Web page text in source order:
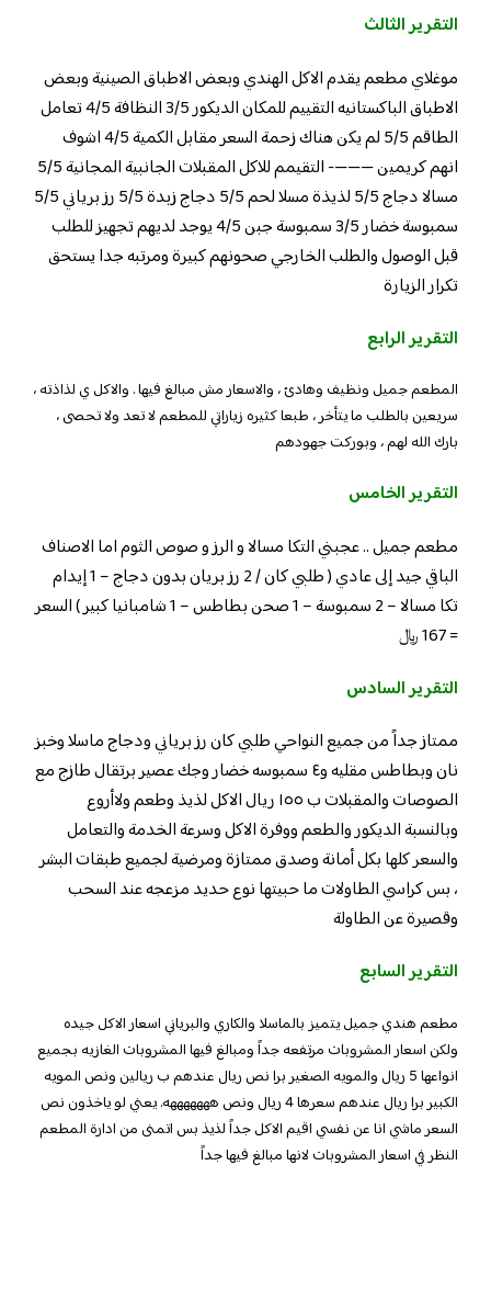
التقرير الثالث
موغلاي مطعم يقدم الاكل الهندي وبعض الاطباق الصينية وبعض
الاطباق الباكستانيه التقييم للمكان الديكور 3/5 النظافة 4/5 تعامل
الطاقم 5/5 لم يكن هناك زحمة السعر مقابل الكمية 4/5 اشوف
انهم كريمين ———- التقيمم للاكل المقبلات الجانبية المجانية 5/5
مسالا دجاج 5/5 لذيذة مسلا لحم 5/5 دجاج زبدة 5/5 رز برياني 5/5
سمبوسة خضار 3/5 سمبوسة جبن 4/5 يوجد لديهم تجهيز للطلب
قبل الوصول والطلب الخارجي صحونهم كبيرة ومرتبه جدا يستحق
تكرار الزيارة
التقرير الرابع
المطعم جميل ونظيف وهادئ ، والاسعار مش مبالغ فيها . والاكل ي لذاذته ،
سريعين بالطلب ما يتأخر ، طبعا كثيره زياراتي للمطعم لا تعد ولا تحصى ،
بارك الله لهم ، وبوركت جهودهم
التقرير الخامس
مطعم جميل .. عجبني التكا مسالا و الرز و صوص الثوم اما الاصناف
الباقي جيد إلى عادي ( طلبي كان / 2 رز بريان بدون دجاج – 1 إيدام
تكا مسالا – 2 سمبوسة – 1 صحن بطاطس – 1 شامبانيا كبير ) السعر
= 167 ﷼
التقرير السادس
ممتاز جداً من جميع النواحي طلبي كان رز برياني ودجاج ماسلا وخبز
نان وبطاطس مقليه و٤ سمبوسه خضار وجك عصير برتقال طازج مع
الصوصات والمقبلات ب ١٥٥ ريال الاكل لذيذ وطعم ولاأروع
وبالنسبة الديكور والطعم ووفرة الاكل وسرعة الخدمة والتعامل
والسعر كلها بكل أمانة وصدق ممتازة ومرضية لجميع طبقات البشر
، بس كراسي الطاولات ما حبيتها نوع حديد مزعجه عند السحب
وقصيرة عن الطاولة
التقرير السابع
مطعم هندي جميل يتميز بالماسلا والكاري والبرياني اسعار الاكل جيده
ولكن اسعار المشروبات مرتفعه جداً ومبالغ فيها المشروبات الغازيه بجميع
انواعها 5 ريال والمويه الصغير برا نص ريال عندهم ب ريالين ونص المويه
الكبير برا ريال عندهم سعرها 4 ريال ونص هههههههه. يعني لو ياخذون نص
السعر ماشي انا عن نفسي اقيم الاكل جداً لذيذ بس اتمنى من ادارة المطعم
النظر في اسعار المشروبات لانها مبالغ فيها جداً